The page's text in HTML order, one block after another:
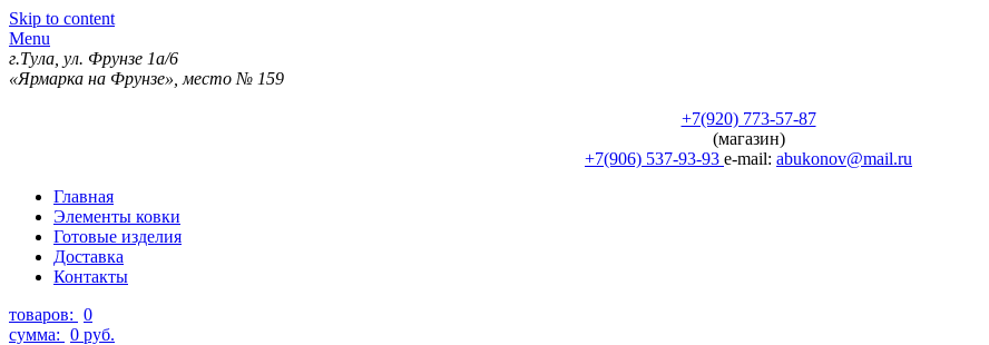
Skip to content
Menu
г.Тула, ул. Фрунзе 1а/6
«Ярмарка на Фрунзе», место № 159
+7(920) 773-57-87
(магазин)
+7(906) 537-93-93 e-mail: abukonov@mail.ru
Главная
Элементы ковки
Готовые изделия
Доставка
Контакты
товаров: 0
сумма: 0 руб.